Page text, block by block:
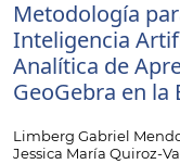
Metodología
Inteligencia
Analítica de
GeoGebra en la
Limberg Gabriel
Jessica María Quiroz-